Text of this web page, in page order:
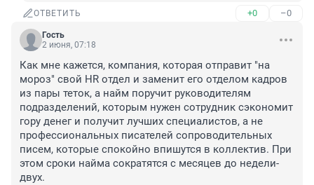
ОТВЕТИТЬ +0 –0
Гость
2 июня, 07:18
Как мне кажется, компания, которая отправит "на
мороз" свой HR отдел и заменит его отделом кадров
из пары теток, а найм поручит руководителям
подразделений, которым нужен сотрудник сэкономит
гору денег и получит лучших специалистов, а не
профессиональных писателей сопроводительных
писем, которые спокойно впишутся в коллектив. При
этом сроки найма сократятся с месяцев до недели-
двух.